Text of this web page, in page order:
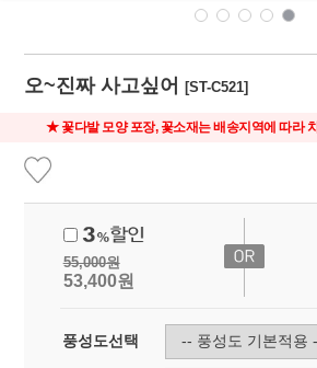
오~진짜 사고싶어[ST-C521]
★ 꽃다발 모양 포장, 꽃소재는 배송지역에 따라
55,000원
53,400원
풍성도선택